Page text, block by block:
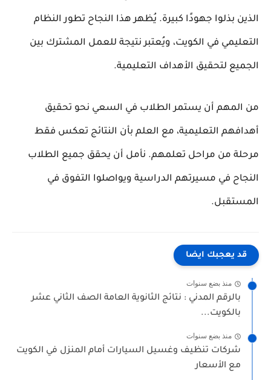
الذين بذلوا جهودًا كبيرة. يُظهر هذا النجاح تطور النظام
التعليمي في الكويت، ويُعتبر نتيجة للعمل المشترك بين
الجميع لتحقيق الأهداف التعليمية.
من المهم أن يستمر الطلاب في السعي نحو تحقيق
أهدافهم التعليمية، مع العلم بأن النتائج تعكس فقط
مرحلة من مراحل تعلمهم. نأمل أن يحقق جميع الطلاب
النجاح في مسيرتهم الدراسية ويواصلوا التفوق في
المستقبل.
قد يعجبك ايضا
منذ بضع سنوات
بالرقم المدني : نتائج الثانوية العامة الصف الثاني عشر
بالكويت...
منذ بضع سنوات
شركات تنظيف وغسيل السيارات أمام المنزل في الكويت
مع الأسعار